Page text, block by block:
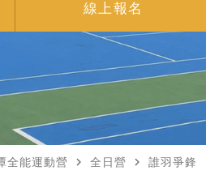
線上報名
全能運動營 navigate_next 全日營 navigate_next 誰羽爭鋒